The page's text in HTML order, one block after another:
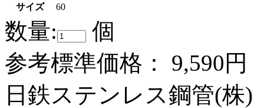
サイズ
60
数量:
個
参考標準価格：
9,590円
日鉄ステンレス鋼管(株)